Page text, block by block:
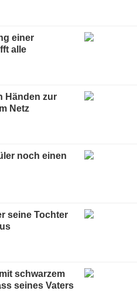
einer
alle
Händen zur
Netz
noch einen
seine Tochter
schwarzem
seines Vaters